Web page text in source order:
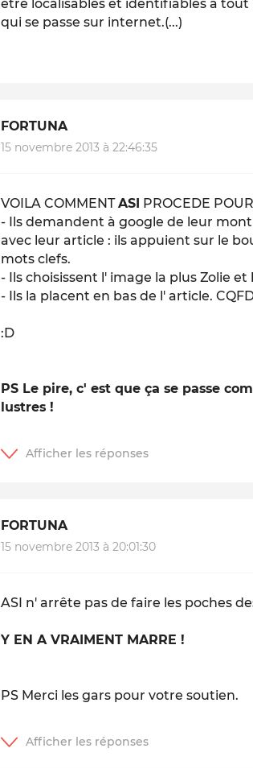
être localisables et identifiables à
qui se passe sur internet.(...)
FORTUNA
15 novembre 2013 à 22:46:35
VOILA COMMENTASI PROCEDE
- Ils demandent à google de leur
avec leur article : ils appuient sur le
mots clefs.
- Ils choisissent l' image la plusZolie et
- Ils la placent en bas de l' article.
:D
PS Le pire, c' est que ça se passe
lustres !
FORTUNA
15 novembre 2013 à 20:01:30
ASI n' arrête pas de faire les poches
Y EN A VRAIMENT MARRE !
PS Merci les gars pour votre soutien.